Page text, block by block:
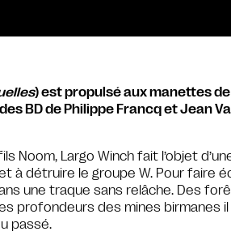
) est propulsé aux manettes
BD de Philippe Francq et Jean
Noom, Largo Winch fait l’objet
à détruire le groupe W. Pour faire
une traque sans relâche. Des
profondeurs des mines birmanes
passé.